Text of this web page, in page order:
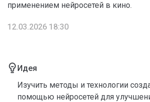
применением нейросетей в кино.
12.03.2026 18:30
Идея
Изучить методы и технологии
помощью нейросетей для